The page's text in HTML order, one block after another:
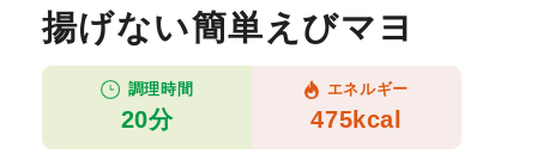
揚げない簡単えびマヨ
調理時間
20分
エネルギー
475kcal